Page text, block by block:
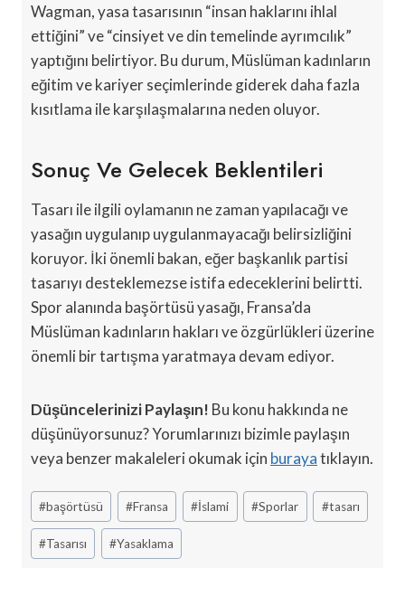
Wagman, yasa tasarısının “insan haklarını ihlal
ettiğini” ve “cinsiyet ve din temelinde ayrımcılık”
yaptığını belirtiyor. Bu durum, Müslüman kadınların
eğitim ve kariyer seçimlerinde giderek daha fazla
kısıtlama ile karşılaşmalarına neden oluyor.
Sonuç Ve Gelecek Beklentileri
Tasarı ile ilgili oylamanın ne zaman yapılacağı ve
yasağın uygulanıp uygulanmayacağı belirsizliğini
koruyor. İki önemli bakan, eğer başkanlık partisi
tasarıyı desteklemezse istifa edeceklerini belirtti.
Spor alanında başörtüsü yasağı, Fransa’da
Müslüman kadınların hakları ve özgürlükleri üzerine
önemli bir tartışma yaratmaya devam ediyor.
Düşüncelerinizi Paylaşın! Bu konu hakkında ne
düşünüyorsunuz? Yorumlarınızı bizimle paylaşın
veya benzer makaleleri okumak için burayatıklayın.
Post
Tags:
#başörtüsü #Fransa #İslami #Sporlar #tasarı
#Tasarısı #Yasaklama